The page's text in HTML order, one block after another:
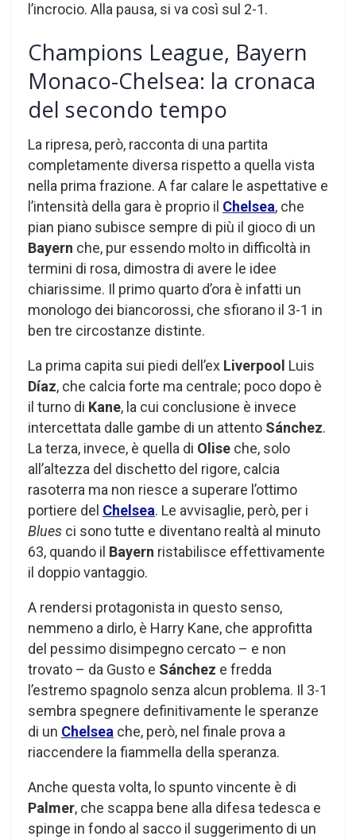
l’incrocio. Alla pausa, si va così sul 2-1.
Champions League, Bayern
Monaco-Chelsea: la cronaca
del secondo tempo
La ripresa, però, racconta di una partita
completamente diversa rispetto a quella vista
nella prima frazione. A far calare le aspettative e
l’intensità della gara è proprio il Chelsea, che
pian piano subisce sempre di più il gioco di un
Bayern che, pur essendo molto in difficoltà in
termini di rosa, dimostra di avere le idee
chiarissime. Il primo quarto d’ora è infatti un
monologo dei biancorossi, che sfiorano il 3-1 in
ben tre circostanze distinte.
La prima capita sui piedi dell’ex Liverpool Luis
Díaz, che calcia forte ma centrale; poco dopo è
il turno di Kane, la cui conclusione è invece
intercettata dalle gambe di un attento Sánchez.
La terza, invece, è quella di Olise che, solo
all’altezza del dischetto del rigore, calcia
rasoterra ma non riesce a superare l’ottimo
portiere del Chelsea. Le avvisaglie, però, per i
Blues ci sono tutte e diventano realtà al minuto
63, quando il Bayern ristabilisce effettivamente
il doppio vantaggio.
A rendersi protagonista in questo senso,
nemmeno a dirlo, è Harry Kane, che approfitta
del pessimo disimpegno cercato – e non
trovato – da Gusto e Sánchez e fredda
l’estremo spagnolo senza alcun problema. Il 3-1
sembra spegnere definitivamente le speranze
di un Chelsea che, però, nel finale prova a
riaccendere la fiammella della speranza.
Anche questa volta, lo spunto vincente è di
Palmer, che scappa bene alla difesa tedesca e
spinge in fondo al sacco il suggerimento di un